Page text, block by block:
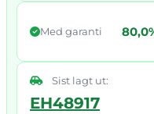
Med garanti
Sist lagt ut:
EH48917